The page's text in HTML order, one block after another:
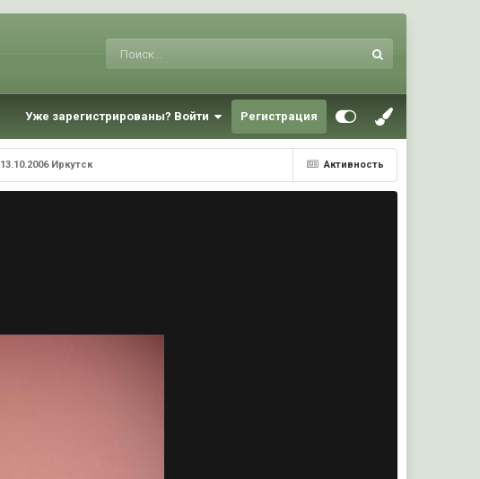
Уже зарегистрированы? Войти Регистрация
Активность
13.10.2006 Иркутск